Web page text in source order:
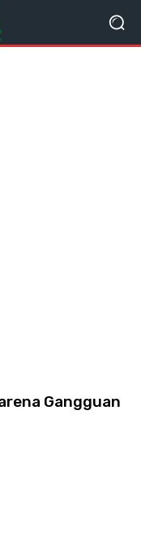
Gangguan